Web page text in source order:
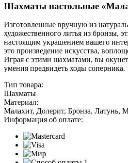
Шахматы настольные
Изготовленные вручную из
художественного литья из бронзы,
настоящим украшением вашего
это произведение искусства,
Играя с этими шахматами, вы
умения предвидеть ходы соперника.
Тип товара:
Шахматы
Материал:
Малахит, Долерит, Бронза, Латунь,
Информация об оплате: